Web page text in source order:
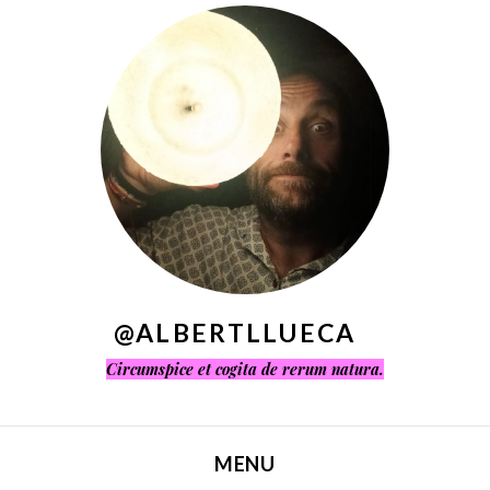
@ALBERTLLUECA
Circumspice et cogita de rerum natura.
MENU